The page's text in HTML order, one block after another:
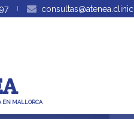
consultas@atenea.clinic
EN MALLORCA